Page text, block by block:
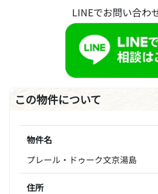
LINEでお問い合わ
この物件について
物件名
プレール・ドゥーク文京湯島
住所